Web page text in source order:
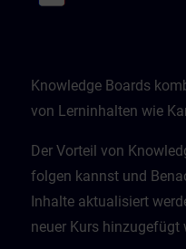
Knowledge Boards
von Lerninhalten wie
Der Vorteil von
folgen kannst und
Inhalte aktualisiert
neuer Kurs hinzugefügt